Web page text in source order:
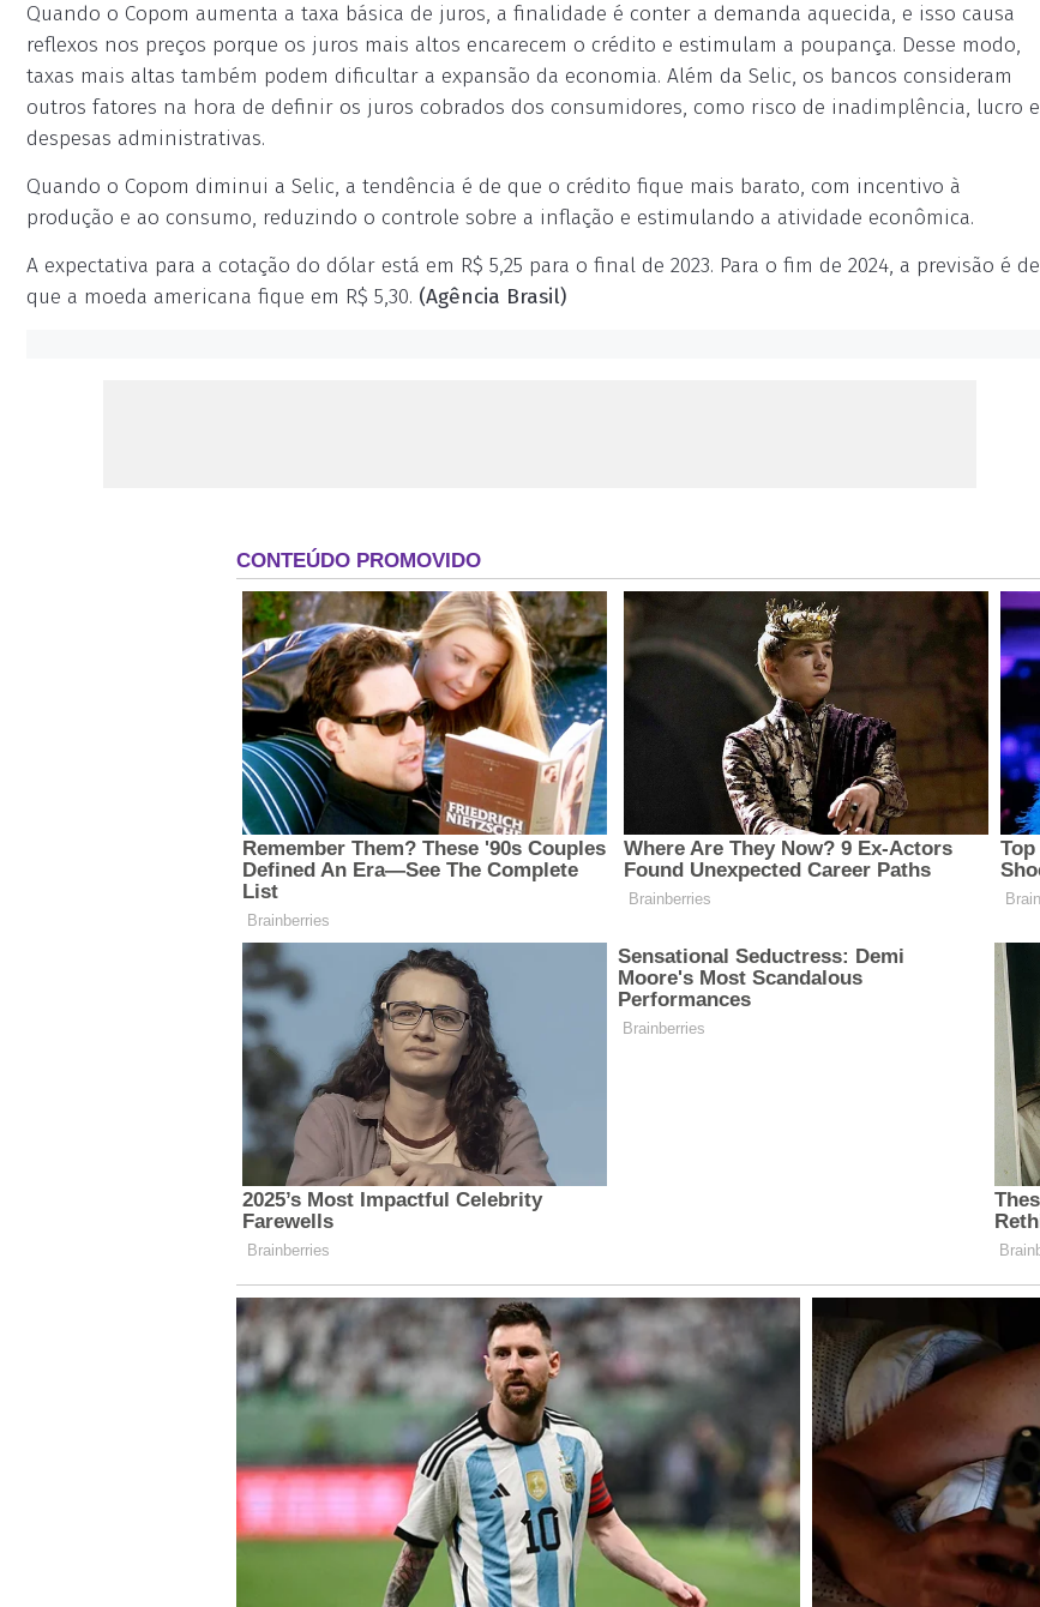
Quando o Copom aumenta a taxa básica de juros, a finalidade é conter a demanda aquecida, e isso causa
reflexos nos preços porque os juros mais altos encarecem o crédito e estimulam a poupança. Desse modo,
taxas mais altas também podem dificultar a expansão da economia. Além da Selic, os bancos consideram
outros fatores na hora de definir os juros cobrados dos consumidores, como risco de inadimplência, lucro e
despesas administrativas.
Quando o Copom diminui a Selic, a tendência é de que o crédito fique mais barato, com incentivo à
produção e ao consumo, reduzindo o controle sobre a inflação e estimulando a atividade econômica.
A expectativa para a cotação do dólar está em R$ 5,25 para o final de 2023. Para o fim de 2024, a previsão é de
que a moeda americana fique em R$ 5,30. (Agência Brasil)